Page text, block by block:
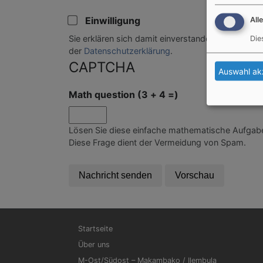
Einwilligung
Sie erklären sich damit einverstanden, dass Ihre
der Datenschutzerklärung.
CAPTCHA
Math question (3 + 4 =)
Lösen Sie diese einfache mathematische
Diese Frage dient der Vermeidung von Spam.
Hauptnavigation
Startseite
Über uns
M-Ost/Südost – Makambako / Ilembula
Auswahl